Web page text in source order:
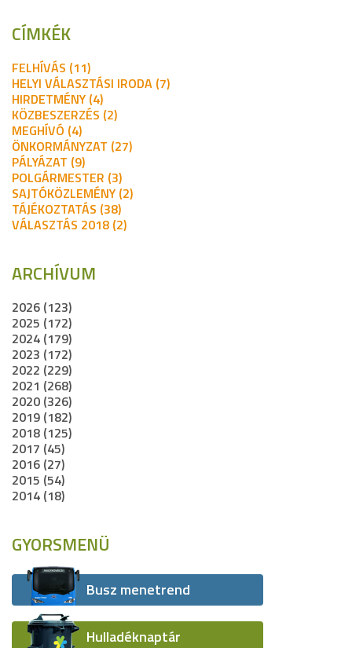
CÍMKÉK
FELHÍVÁS (11)
HELYI VÁLASZTÁSI IRODA (7)
HIRDETMÉNY (4)
KÖZBESZERZÉS (2)
MEGHÍVÓ (4)
ÖNKORMÁNYZAT (27)
PÁLYÁZAT (9)
POLGÁRMESTER (3)
SAJTÓKÖZLEMÉNY (2)
TÁJÉKOZTATÁS (38)
VÁLASZTÁS 2018 (2)
ARCHÍVUM
2026 (123)
2025 (172)
2024 (179)
2023 (172)
2022 (229)
2021 (268)
2020 (326)
2019 (182)
2018 (125)
2017 (45)
2016 (27)
2015 (54)
2014 (18)
GYORSMENÜ
Busz menetrend
Hulladéknaptár